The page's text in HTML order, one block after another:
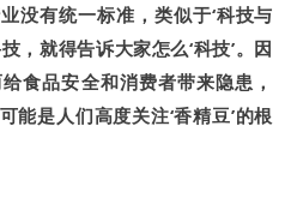
没有统一标准，类似于‘科技与
，就得告诉大家怎么‘科技’。因
食品安全和消费者带来隐患，
能是人们高度关注‘香精豆’的根